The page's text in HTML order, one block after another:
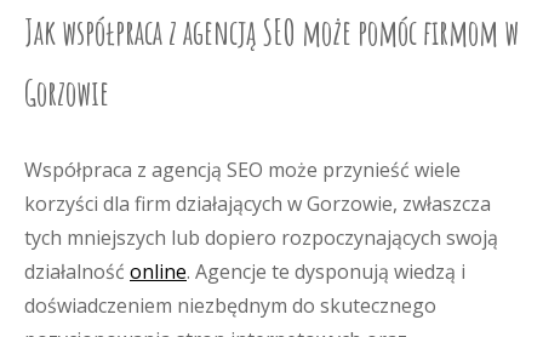
Jak współpraca z agencją SEO może pomóc firmom w
Gorzowie
Współpraca z agencją SEO może przynieść wiele
korzyści dla firm działających w Gorzowie, zwłaszcza
tych mniejszych lub dopiero rozpoczynających swoją
działalność online. Agencje te dysponują wiedzą i
doświadczeniem niezbędnym do skutecznego